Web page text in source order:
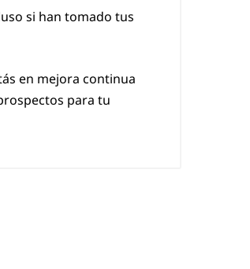
si han tomado tus
en mejora continua
para tu